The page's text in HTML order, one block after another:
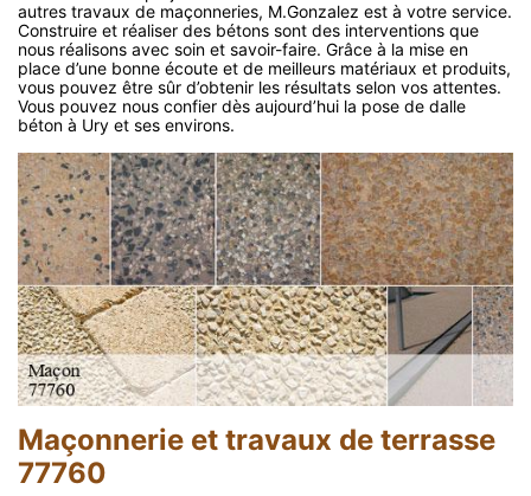
autres travaux de maçonneries, M.Gonzalez est à votre service.
Construire et réaliser des bétons sont des interventions que
nous réalisons avec soin et savoir-faire. Grâce à la mise en
place d’une bonne écoute et de meilleurs matériaux et produits,
vous pouvez être sûr d’obtenir les résultats selon vos attentes.
Vous pouvez nous confier dès aujourd’hui la pose de dalle
béton à Ury et ses environs.
Maçonnerie et travaux de terrasse
77760